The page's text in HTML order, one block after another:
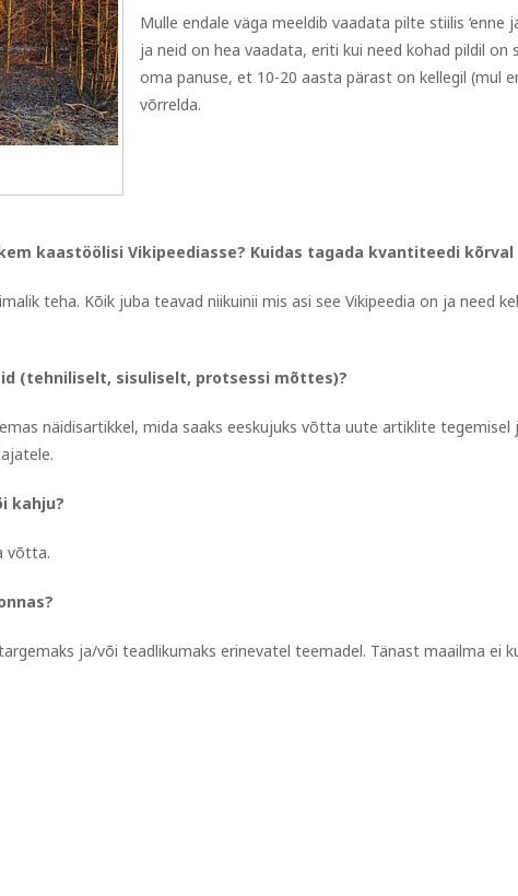
Mulle endale väga meeldib vaadata pilte stiilis ‘enne
ja neid on hea vaadata, eriti kui need kohad pildil
oma panuse, et 10-20 aasta pärast on kellegil (mul
võrrelda.
kaastöölisi Vikipeediasse? Kuidas tagada kvantiteedi
teha. Kõik juba teavad niikuinii mis asi see Vikipeedia on ja need
(tehniliselt, sisuliselt, protsessi mõttes)?
näidisartikkel, mida saaks eeskujuks võtta uute artiklite
kahju?
võtta.
ja/või teadlikumaks erinevatel teemadel. Tänast maailma ei